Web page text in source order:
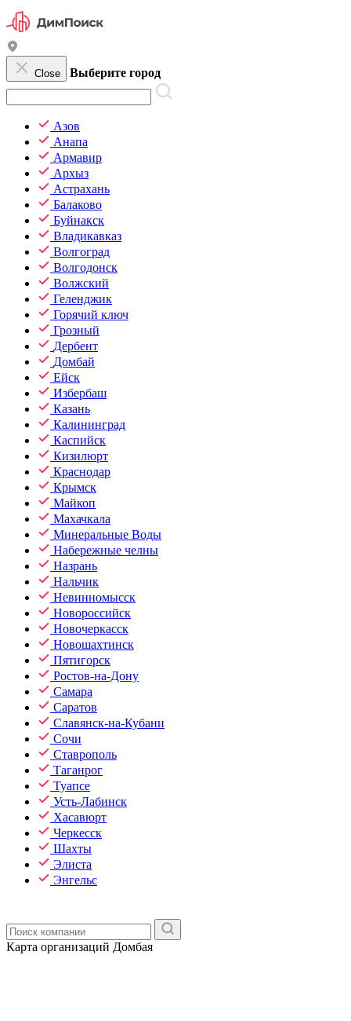
Close Выберите город
Азов
Анапа
Армавир
Архыз
Астрахань
Балаково
Буйнакск
Владикавказ
Волгоград
Волгодонск
Волжский
Геленджик
Горячий ключ
Грозный
Дербент
Домбай
Ейск
Избербаш
Казань
Калининград
Каспийск
Кизилюрт
Краснодар
Крымск
Майкоп
Махачкала
Минеральные Воды
Набережные челны
Назрань
Нальчик
Невинномысск
Новороссийск
Новочеркасск
Новошахтинск
Пятигорск
Ростов-на-Дону
Самара
Саратов
Славянск-на-Кубани
Сочи
Ставрополь
Таганрог
Туапсе
Усть-Лабинск
Хасавюрт
Черкесск
Шахты
Элиста
Энгельс
Карта организаций Домбая